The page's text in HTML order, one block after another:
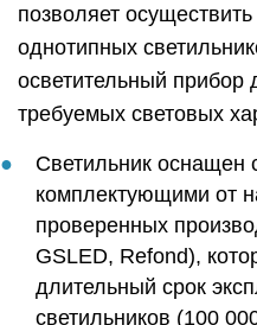
позволяет
однотипных
осветительный прибор
требуемых световых
Светильник оснащен
комплектующими от
проверенных
GSLED, Refond),
длительный срок
светильников (100